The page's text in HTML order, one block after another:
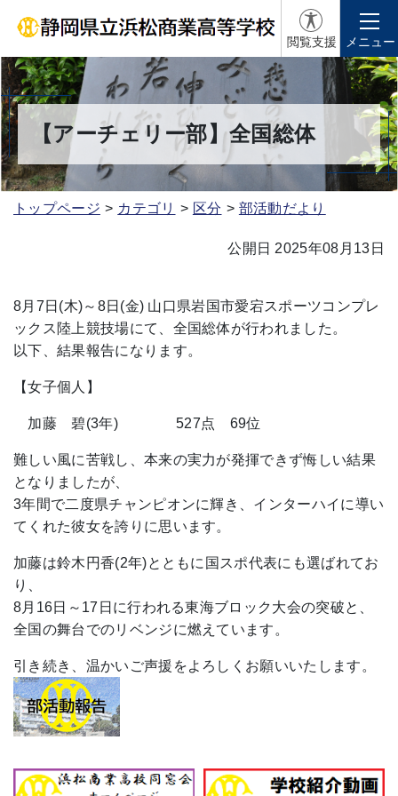
閲覧支援 メニュー
【アーチェリー部】全国総体
トップページ カテゴリ 区分 部活動だより
公開日 2025年08月13日
8月7日(木)～8日(金) 山口県岩国市愛宕スポーツコンプレ
ックス陸上競技場にて、全国総体が行われました。
以下、結果報告になります。
【女子個人】
加藤 碧(3年) 527点 69位
難しい風に苦戦し、本来の実力が発揮できず悔しい結果
となりましたが、
3年間で二度県チャンピオンに輝き、インターハイに導い
てくれた彼女を誇りに思います。
加藤は鈴木円香(2年)とともに国スポ代表にも選ばれてお
り、
8月16日～17日に行われる東海ブロック大会の突破と、
全国の舞台でのリベンジに燃えています。
引き続き、温かいご声援をよろしくお願いいたします。